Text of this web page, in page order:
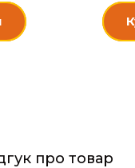
про товар